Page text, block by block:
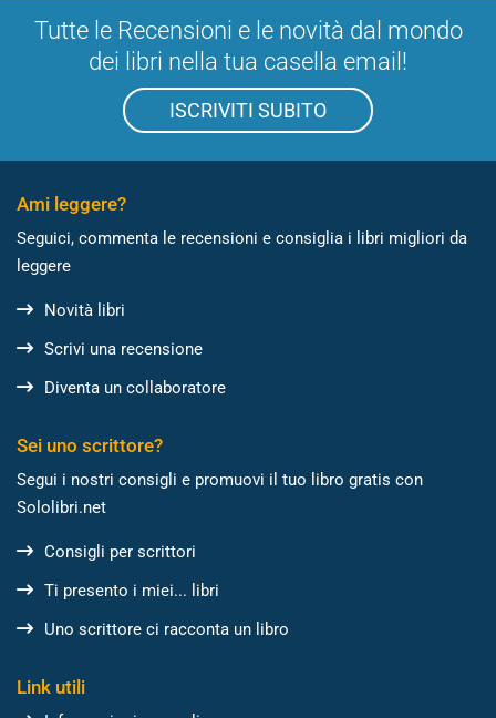
Tutte le Recensioni e le novità dal mondo
dei libri nella tua casella email!
ISCRIVITI SUBITO
Ami leggere?
Seguici, commenta le recensioni e consiglia i libri migliori da
leggere
Novità libri
Scrivi una recensione
Diventa un collaboratore
Sei uno scrittore?
Segui i nostri consigli e promuovi il tuo libro gratis con
Sololibri.net
Consigli per scrittori
Ti presento i miei... libri
Uno scrittore ci racconta un libro
Link utili